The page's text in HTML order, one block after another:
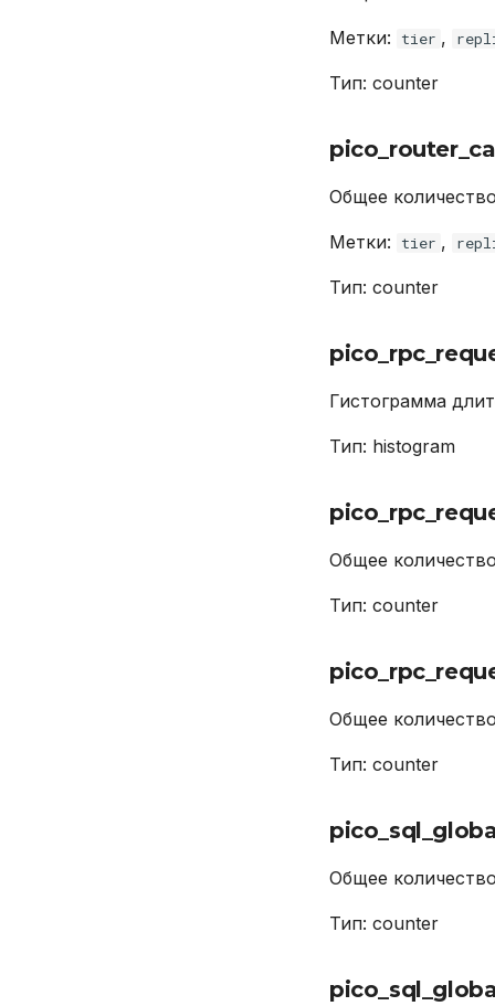
Метки: tier ,
Тип: counter
Общее
Метки: tier ,
Тип: counter
Гистограмма
Тип: histogram
Общее
Тип: counter
Общее
Тип: counter
Общее
Тип: counter